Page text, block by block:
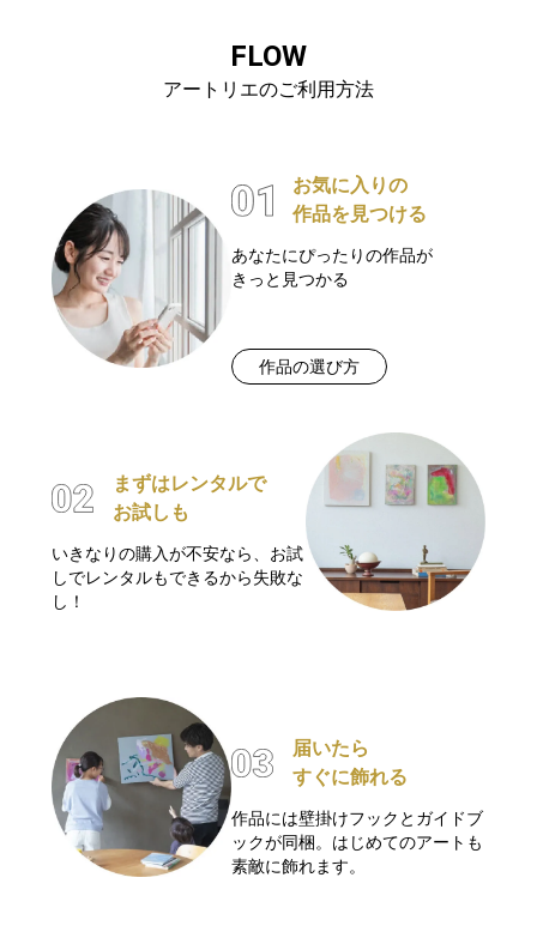
FLOW
アートリエのご利用方法
お気に入りの
作品を見つける
あなたにぴったりの作品が
きっと見つかる
作品の選び方
まずはレンタルで
お試しも
いきなりの購入が不安なら、お試
しでレンタルもできるから失敗な
し！
届いたら
すぐに飾れる
作品には壁掛けフックとガイドブ
ックが同梱。はじめてのアートも
素敵に飾れます。